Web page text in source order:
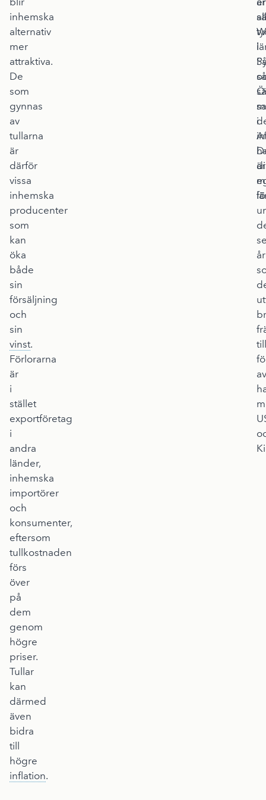
inhemska
alternativ
mer
attraktiva.
De
som
gynnas
av
tullarna
är
därför
vissa
inhemska
producenter
som
kan
öka
både
sin
försäljning
och
sin
vinst.
Förlorarna
är
i
stället
exportföretag
i
andra
länder,
inhemska
importörer
och
konsumenter,
eftersom
tullkostnaden
förs
över
på
dem
genom
högre
priser.
Tullar
kan
därmed
även
bidra
till
högre
inflation.
så
i
i
är
till
av